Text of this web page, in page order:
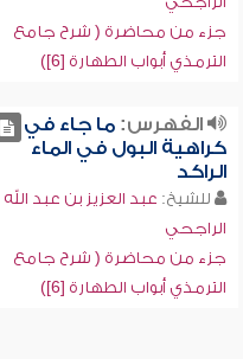
جزء من محاضرة ( شرح جامع
الترمذي أبواب الطهارة [6])
الفهرس:ما جاء في
كراهية البول في الماء
الراكد
للشيخ: عبد العزيز بن عبد الله
الراجحي
جزء من محاضرة ( شرح جامع
الترمذي أبواب الطهارة [6])